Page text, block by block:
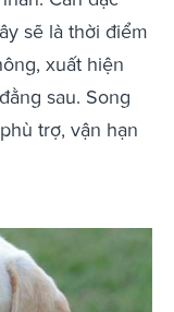
sẽ là thời điểm
xuất hiện
sau. Song
trợ, vận hạn